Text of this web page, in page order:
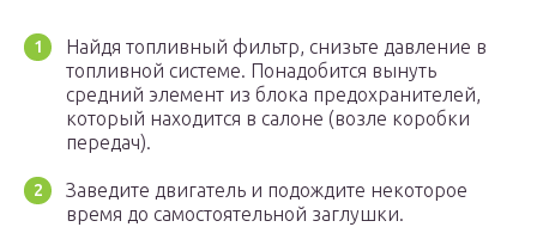
Найдя топливный фильтр, снизьте давление в
топливной системе. Понадобится вынуть
средний элемент из блока предохранителей,
который находится в салоне (возле коробки
передач).
Заведите двигатель и подождите некоторое
время до самостоятельной заглушки.